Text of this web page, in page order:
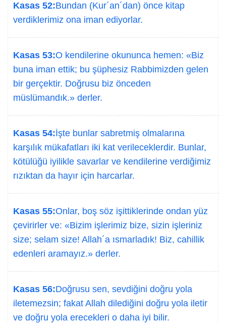
Kasas 52:Bundan (Kur´an´dan) önce kitap
verdiklerimiz ona iman ediyorlar.
Kasas 53:O kendilerine okununca hemen: «Biz
buna iman ettik; bu şüphesiz Rabbimizden gelen
bir gerçektir. Doğrusu biz önceden
müslümandık.» derler.
Kasas 54:İşte bunlar sabretmiş olmalarına
karşılık mükafatları iki kat verileceklerdir. Bunlar,
kötülüğü iyilikle savarlar ve kendilerine verdiğimiz
rızıktan da hayır için harcarlar.
Kasas 55:Onlar, boş söz işittiklerinde ondan yüz
çevirirler ve: «Bizim işlerimiz bize, sizin işleriniz
size; selam size! Allah´a ısmarladık! Biz, cahillik
edenleri aramayız.» derler.
Kasas 56:Doğrusu sen, sevdiğini doğru yola
iletemezsin; fakat Allah dilediğini doğru yola iletir
ve doğru yola erecekleri o daha iyi bilir.